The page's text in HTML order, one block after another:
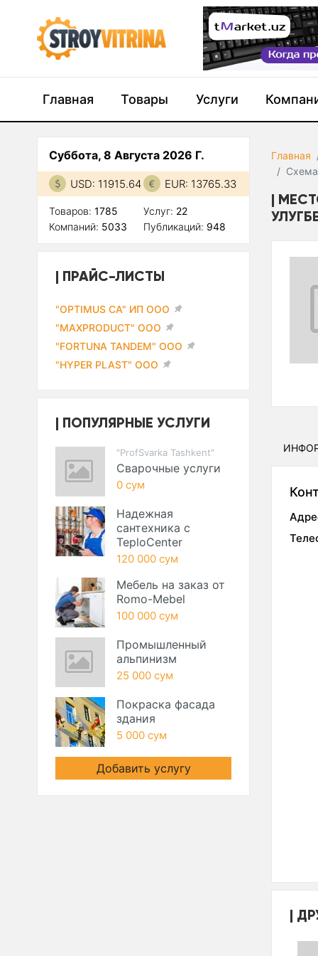
Главная Товары Услуги
Главная
Суббота, 8 Августа 2026 Г.
USD: 11915.64 EUR: 13765.33
Товаров: 1785
Компаний: 5033
Услуг: 22
Публикаций: 948
ПРАЙС-ЛИСТЫ
"OPTIMUS CA" ИП ООО
"MAXPRODUCT" ООО
"FORTUNA TANDEM" ООО
"HYPER PLAST" ООО
ПОПУЛЯРНЫЕ УСЛУГИ
"ProfSvarka Tashkent"
Сварочные услуги
0 сум
Надежная
сантехника с
TeploCenter
120 000 сум
Мебель на заказ от
Romo-Mebel
100 000 сум
Промышленный
альпинизм
25 000 сум
Покраска фасада
здания
5 000 сум
Добавить услугу